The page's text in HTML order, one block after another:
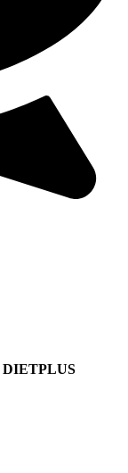
DIETPLUS